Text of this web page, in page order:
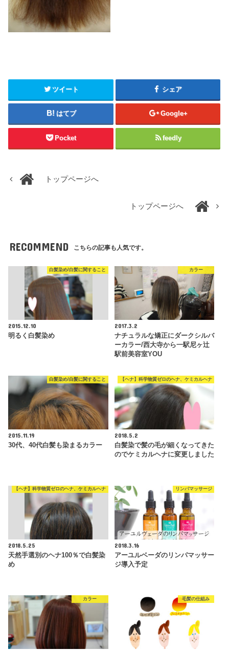
ツイート シェア
はてブ Google+
Pocket feedly
トップページへ
トップページへ
RECOMMEND こちらの記事も人気です。
白髪染め/白髪に関すること
2015.12.10
明るく白髪染め
カラー
2017.3.2
ナチュラルな矯正にダークシルバ
ーカラー/西大寺から一駅尼ヶ辻
駅前美容室YOU
白髪染め/白髪に関すること
2015.11.19
30代、40代白髪も染まるカラー
【ヘナ】科学物質ゼロのヘナ、ケミカルヘナ
2018.5.2
白髪染で髪の毛が細くなってきた
のでケミカルヘナに変更しました
【ヘナ】科学物質ゼロのヘナ、ケミカルヘナ
2018.5.25
天然手選別のヘナ100％で白髪染
め
リンパマッサージ
2018.3.16
アーユルベーダのリンパマッサー
ジ導入予定
カラー 毛髪の仕組み